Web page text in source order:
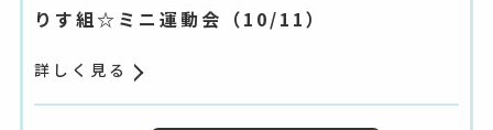
りす組☆ミニ運動会（10/11）
詳しく見る